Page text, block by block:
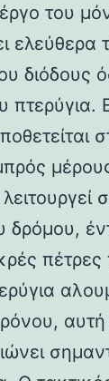
έργο του
ελεύθερα
διόδους
πτερύγια.
δρόμου,
πέτρες